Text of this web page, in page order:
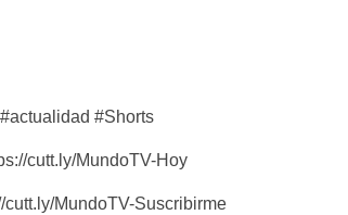
#Shorts
cutt.ly/MundoTV-Hoy
MundoTV-Suscribirme